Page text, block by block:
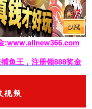
:www.allnew366.com
鱼王，注册领888奖金